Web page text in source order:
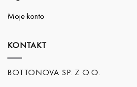
Moje konto
KONTAKT
BOTTONOVA SP. Z O.O.